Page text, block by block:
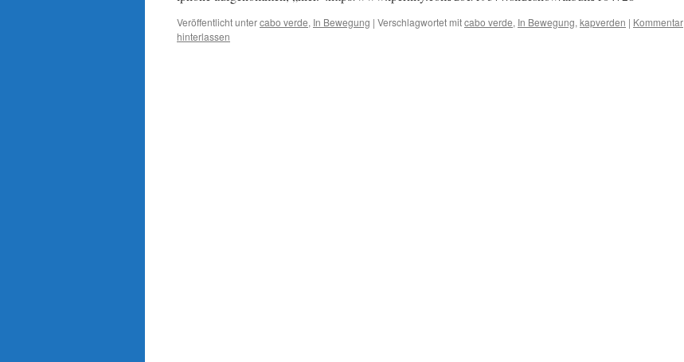
Veröffentlicht untercabo verde, In Bewegung | Verschlagwortet mitcabo verde, In Bewegung, kapverden | Kommentar
hinterlassen